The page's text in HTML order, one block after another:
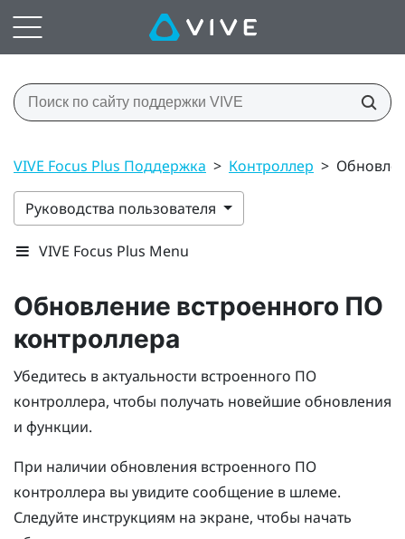
VIVE Focus Plus Поддержка > Контроллер >
Руководства пользователя
VIVE Focus Plus Menu
Обновление встроенного ПО
контроллера
Убедитесь в актуальности встроенного ПО
контроллера, чтобы получать новейшие обновления
и функции.
При наличии обновления встроенного ПО
контроллера вы увидите сообщение в шлеме.
Следуйте инструкциям на экране, чтобы начать